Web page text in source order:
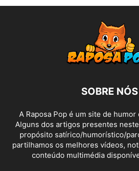
SOBRE NÓS
A Raposa Pop é um site de
Alguns dos artigos presentes
propósito satírico/humorístico/
partilhamos os melhores vídeos,
conteúdo multimédia